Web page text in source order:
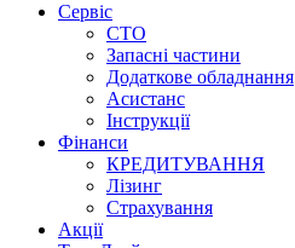
Сервіс
СТО
Запасні частини
Додаткове обладнання
Асистанс
Інструкції
Фінанси
КРЕДИТУВАННЯ
Лізинг
Страхування
Акції